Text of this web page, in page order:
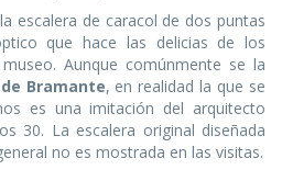
escalera de caracol de dos puntas
que hace las delicias de los
Aunque comúnmente se la
Bramante, en realidad la que se
es una imitación del arquitecto
30. La escalera original diseñada
no es mostrada en las visitas.